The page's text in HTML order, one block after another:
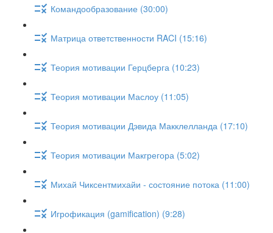
Командообразование (30:00)
Матрица ответственности RACI (15:16)
Теория мотивации Герцберга (10:23)
Теория мотивации Маслоу (11:05)
Теория мотивации Дэвида Макклелланда (17:10)
Теория мотивации Макгрегора (5:02)
Михай Чиксентмихайи - состояние потока (11:00)
Игрофикация (gamification) (9:28)